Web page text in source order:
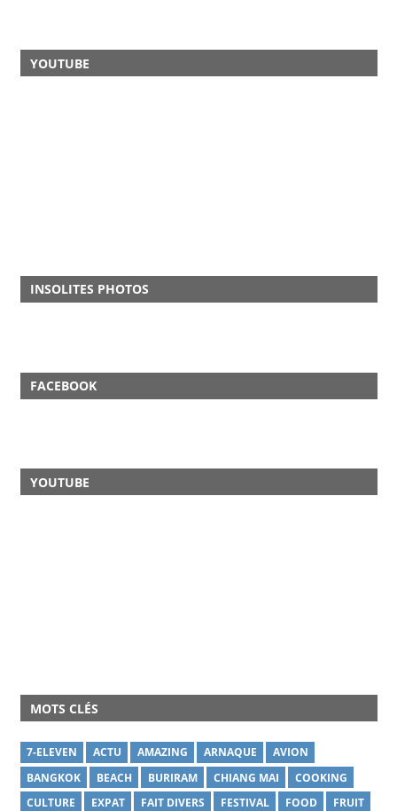
YOUTUBE
INSOLITES PHOTOS
FACEBOOK
YOUTUBE
MOTS CLÉS
7-ELEVEN ACTU AMAZING ARNAQUE
AVION
BANGKOK
BEACH BURIRAM CHIANG MAI
COOKING
CULTURE
EXPAT FAIT DIVERS FESTIVAL FOOD
FRUIT